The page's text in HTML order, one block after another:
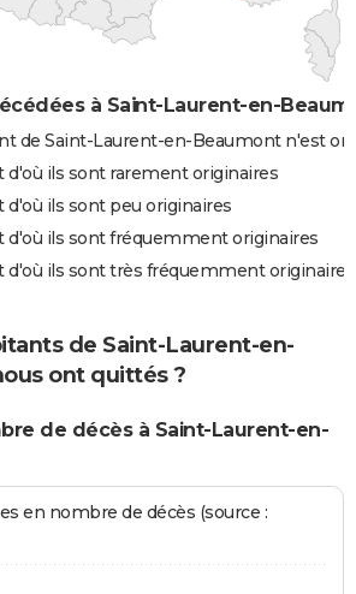
à Saint-Laurent-en-
de Saint-Laurent-en-Beaumont n'est
ils sont rarement originaires
ils sont peu originaires
d'où ils sont fréquemment originaires
ils sont très fréquemment originaires
de Saint-Laurent-en-
ont quittés ?
de décès à Saint-Laurent-en-
en nombre de décès (source :